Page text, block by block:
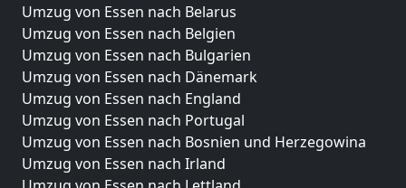
Umzug von Essen nach Belarus
Umzug von Essen nach Belgien
Umzug von Essen nach Bulgarien
Umzug von Essen nach Dänemark
Umzug von Essen nach England
Umzug von Essen nach Portugal
Umzug von Essen nach Bosnien und Herzegowina
Umzug von Essen nach Irland